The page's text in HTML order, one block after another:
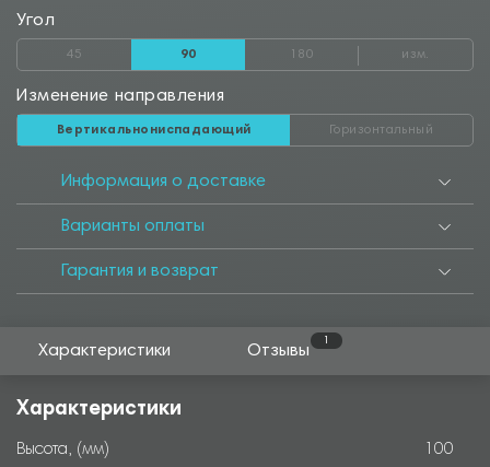
Угол
45 90 180 изм.
Изменение направления
Вертикальнониспадающий Горизонтальный
Информация о доставке
Варианты оплаты
Гарантия и возврат
Характеристики Отзывы
Характеристики
Высота, (мм) 100